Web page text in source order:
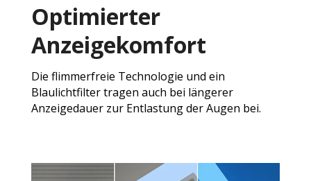
Optimierter
Anzeigekomfort
Die flimmerfreie Technologie und ein
Blaulichtfilter tragen auch bei längerer
Anzeigedauer zur Entlastung der Augen bei.